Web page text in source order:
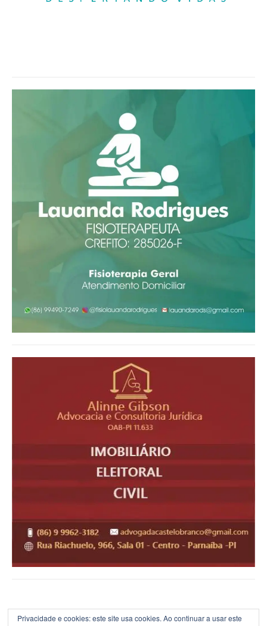
Privacidade e cookies: este site usa cookies. Ao continuar a usar este